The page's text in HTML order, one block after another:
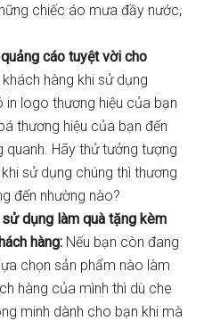
chiếc áo mưa đầy nước,
cáo tuyệt vời cho
hàng khi sử dụng
logo thương hiệu của bạn
thương hiệu của bạn đến
quanh. Hãy thử tưởng tượng
sử dụng chúng thì thương
đến nhường nào?
dụng làm quà tặng kèm
hàng: Nếu bạn còn đang
chọn sản phẩm nào làm
hàng của mình thì dù che
minh dành cho bạn khi mà